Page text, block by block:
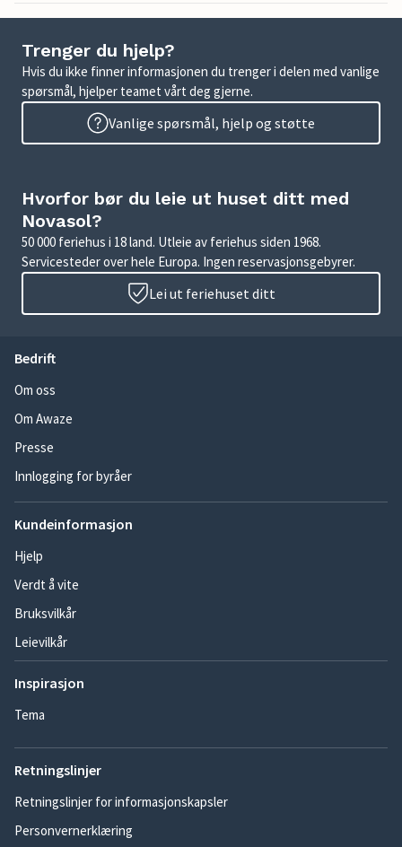
Trenger du hjelp?
Hvis du ikke finner informasjonen du trenger i delen med vanlige
spørsmål, hjelper teamet vårt deg gjerne.
Vanlige spørsmål, hjelp og støtte
Hvorfor bør du leie ut huset ditt med
Novasol?
50 000 feriehus i 18 land. Utleie av feriehus siden 1968.
Servicesteder over hele Europa. Ingen reservasjonsgebyrer.
Lei ut feriehuset ditt
Bedrift
Om oss
Om Awaze
Presse
Innlogging for byråer
Kundeinformasjon
Hjelp
Verdt å vite
Bruksvilkår
Leievilkår
Inspirasjon
Tema
Retningslinjer
Retningslinjer for informasjonskapsler
Personvernerklæring